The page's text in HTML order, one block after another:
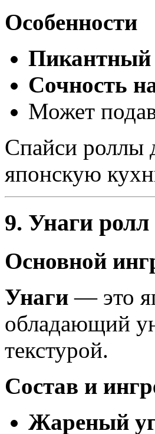
Особенности
Пикантный
Сочность
Может
Спайси роллы
японскую
9. Унаги ролл
Основной
Унаги — это
обладающий
текстурой.
Состав и
Жареный